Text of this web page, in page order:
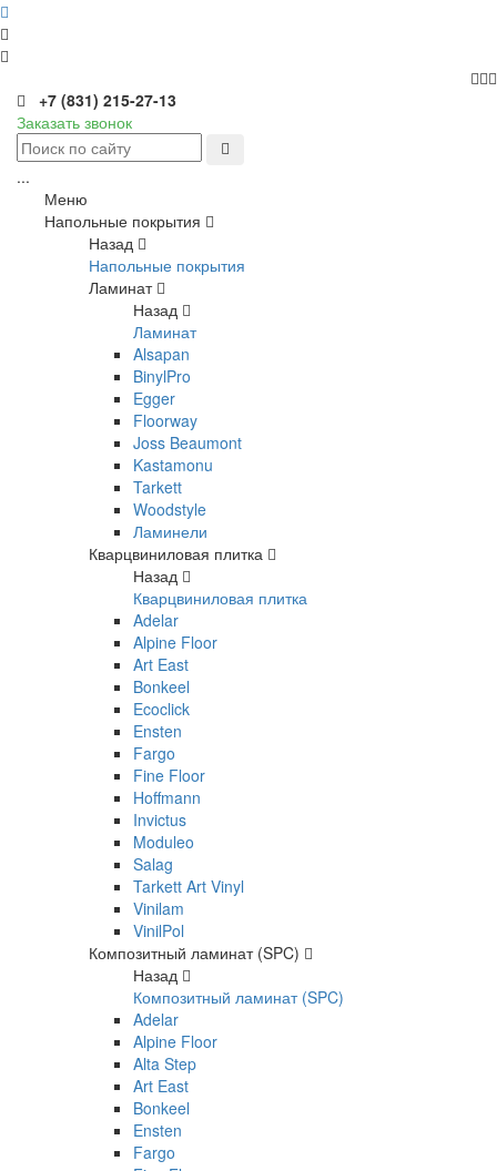
+7 (831) 215-27-13
Заказать звонок
...
Меню
Напольные покрытия
Назад
Напольные покрытия
Ламинат
Назад
Ламинат
Alsapan
BinylPro
Egger
Floorway
Joss Beaumont
Kastamonu
Tarkett
Woodstyle
Ламинели
Кварцвиниловая плитка
Назад
Кварцвиниловая плитка
Adelar
Alpine Floor
Art East
Bonkeel
Ecoclick
Ensten
Fargo
Fine Floor
Hoffmann
Invictus
Moduleo
Salag
Tarkett Art Vinyl
Vinilam
VinilPol
Композитный ламинат (SPC)
Назад
Композитный ламинат (SPC)
Adelar
Alpine Floor
Alta Step
Art East
Bonkeel
Ensten
Fargo